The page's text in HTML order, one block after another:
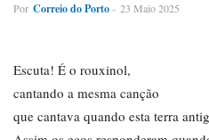
Por Correio do Porto- 23 Maio 2025
Escuta! É o rouxinol,
cantando a mesma canção
que cantava quando esta terra